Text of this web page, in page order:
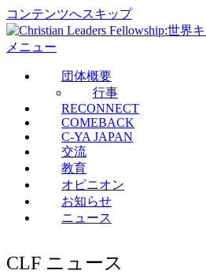
コンテンツへスキップ
メニュー
団体概要
行事
RECONNECT
COMEBACK
C-YA JAPAN
交流
教育
オピニオン
お知らせ
ニュース
CLF ニュース